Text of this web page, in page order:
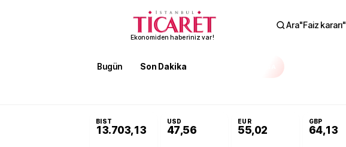
Ekonomiden haberiniz var!
Ara"Faiz kararı"
Bugün Son Dakika
BIST
13.703,13
USD
47,56
EUR
55,02
GBP
64,13